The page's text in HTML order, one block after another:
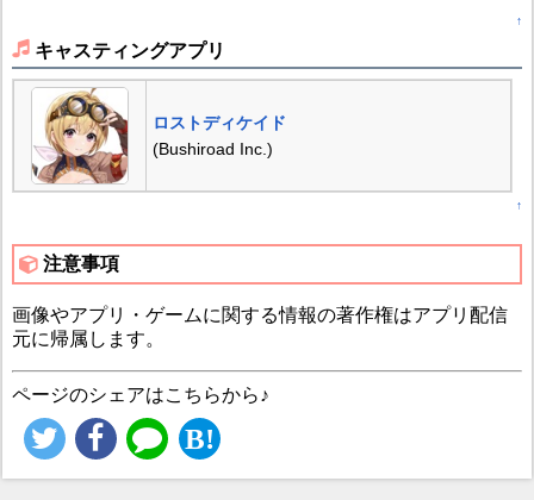
↑
キャスティングアプリ
ロストディケイド
(Bushiroad Inc.)
↑
注意事項
画像やアプリ・ゲームに関する情報の著作権はアプリ配信
元に帰属します。
ページのシェアはこちらから♪